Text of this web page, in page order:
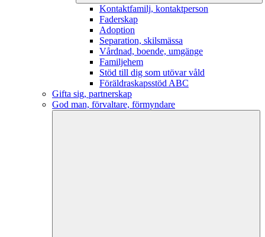
Kontaktfamilj, kontaktperson
Faderskap
Adoption
Separation, skilsmässa
Vårdnad, boende, umgänge
Familjehem
Stöd till dig som utövar våld
Föräldraskapsstöd ABC
Gifta sig, partnerskap
God man, förvaltare, förmyndare